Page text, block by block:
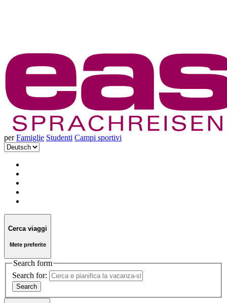
per Famiglie Studenti Campi sportivi
Cerca viaggi
Mete preferite
Search form
Search for: